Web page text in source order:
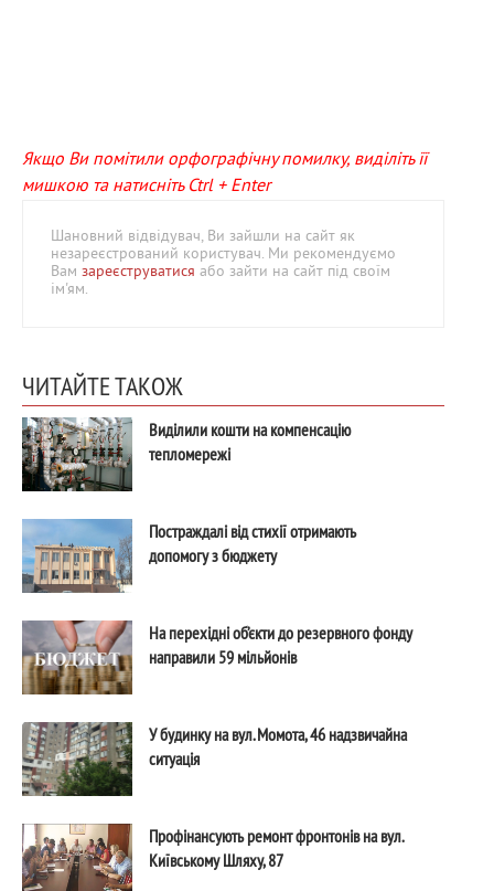
Якщо Ви помітили орфографічну помилку, виділіть її
мишкою та натисніть Ctrl + Enter
Шановний відвідувач, Ви зайшли на сайт як
незареєстрований користувач. Ми рекомендуємо
Вам зареєструватися або зайти на сайт під своїм
ім'ям.
ЧИТАЙТЕ ТАКОЖ
Виділили кошти на компенсацію
тепломережі
Постраждалі від стихії отримають
допомогу з бюджету
На перехідні об’єкти до резервного фонду
направили 59 мільйонів
У будинку на вул. Момота, 46 надзвичайна
ситуація
Профінансують ремонт фронтонів на вул.
Київському Шляху, 87